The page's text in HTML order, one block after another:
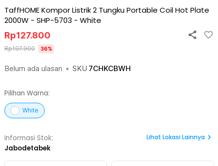
TaffHOME Kompor Listrik 2 Tungku Portable Coil Hot Plate
2000W - SHP-5703 - White
Belum ada ulasan • SKU 7CHKCBWH
Rp127.800
Rp197.900 36%
Pilihan Warna:
White
Informasi Stok:
Jabodetabek
Lihat Lokasi Lainnya